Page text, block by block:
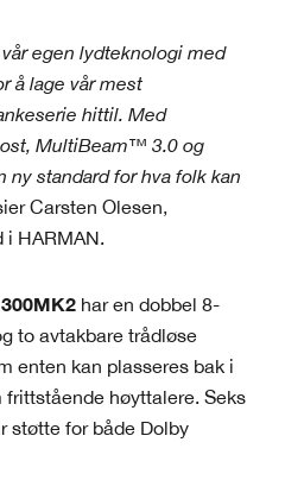
egen lydteknologi med
å lage vår mest
hittil. Med
MultiBeam™ 3.0 og
ny standard for hva folk kan
Carsten Olesen,
i HARMAN.
har en dobbel 8-
to avtakbare trådløse
enten kan plasseres bak i
høyttalere. Seks
støtte for både Dolby